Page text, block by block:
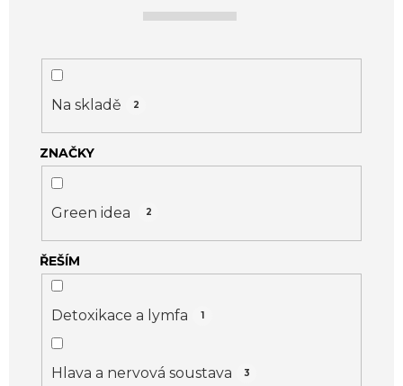
Na skladě 2
ZNAČKY
Green idea 2
ŘEŠÍM
Detoxikace a lymfa 1
Hlava a nervová soustava 3